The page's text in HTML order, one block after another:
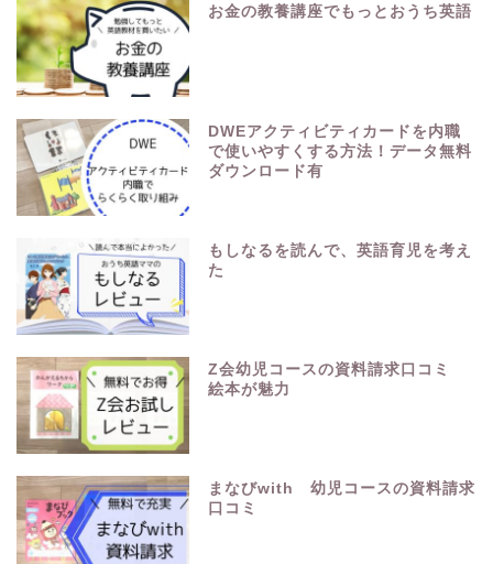
お金の教養講座でもっとおうち英語
DWEアクティビティカードを内職
で使いやすくする方法！データ無料
ダウンロード有
もしなるを読んで、英語育児を考え
た
Z会幼児コースの資料請求口コミ
絵本が魅力
まなびwith 幼児コースの資料請求
口コミ